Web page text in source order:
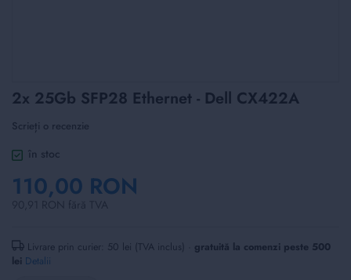
Skip
to
the
beginning
of
images
gallery
2x 25Gb SFP28 Ethernet - Dell CX422A
Scrieți o recenzie
în stoc
110,00 RON
Livrare prin curier: 50 lei (TVA inclus) · gratuită la comenzi peste 500
lei Detalii